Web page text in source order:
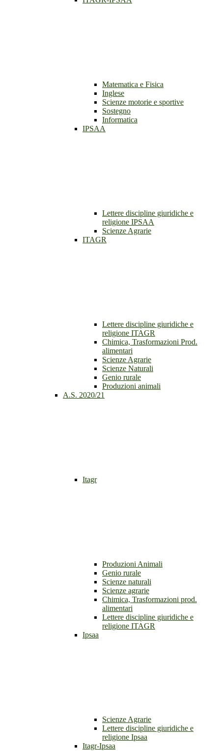
Matematica e Fisica
Inglese
Scienze motorie e sportive
Sostegno
Informatica
IPSAA
Lettere discipline giuridiche e
religione IPSAA
Scienze Agrarie
ITAGR
Lettere discipline giuridiche e
religione ITAGR
Chimica, Trasformazioni Prod.
alimentari
Scienze Agrarie
Scienze Naturali
Genio rurale
Produzioni animali
A.S. 2020/21
Itagr
Produzioni Animali
Genio rurale
Scienze naturali
Scienze agrarie
Chimica, Trasformazioni prod.
alimentari
Lettere discipline giuridiche e
religione ITAGR
Ipsaa
Scienze Agrarie
Lettere discipline giuridiche e
religione Ipsaa
Itagr-Ipsaa